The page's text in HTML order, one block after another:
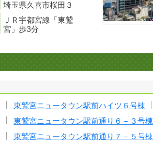
埼玉県久喜市桜田３
ＪＲ宇都宮線「東鷲
宮」歩3分
東鷲宮ニュータウン駅前ハイツ６号棟
東鷲宮ニュータウン駅前通り６－３号棟
東鷲宮ニュータウン駅前通り７－５号棟